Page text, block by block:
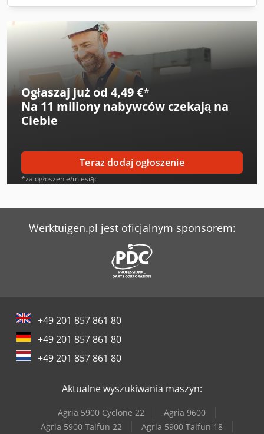
Ogłaszaj już od 4,49 €*
Na 11 miliony nabywców czekają na
Ciebie
Teraz dodaj ogłoszenie
*za ogłoszenie/miesiąc
Werktuigen.pl jest oficjalnym sponsorem:
+49 201 857 861 80
+49 201 857 861 80
+49 201 857 861 80
Aktualne wyszukiwania maszyn:
Agria 5900 Cyclone 22
Agria 9600
Agria 5900 Taifun 22
Agria 5900 Taifun 18